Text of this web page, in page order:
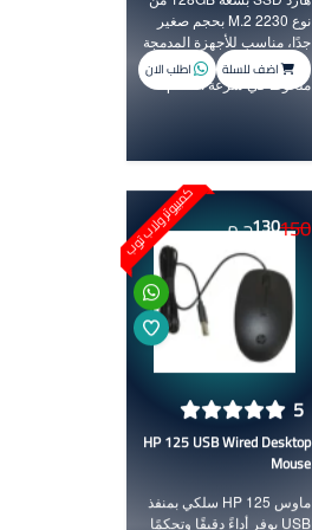
نوع M.2 2230 بحجم صغير
جدًا، مناسب للأجهزة المدمجة
ويوفر أداء سريع وتحسين
ملحوظ في سرعة النظام.
اضف للسلة اطلب الان
كمبيوتر ولاب توب
5
HP 125 USB Wired Desktop
Mouse
ماوس HP 125 سلكي بمنفذ
150
130ج.م